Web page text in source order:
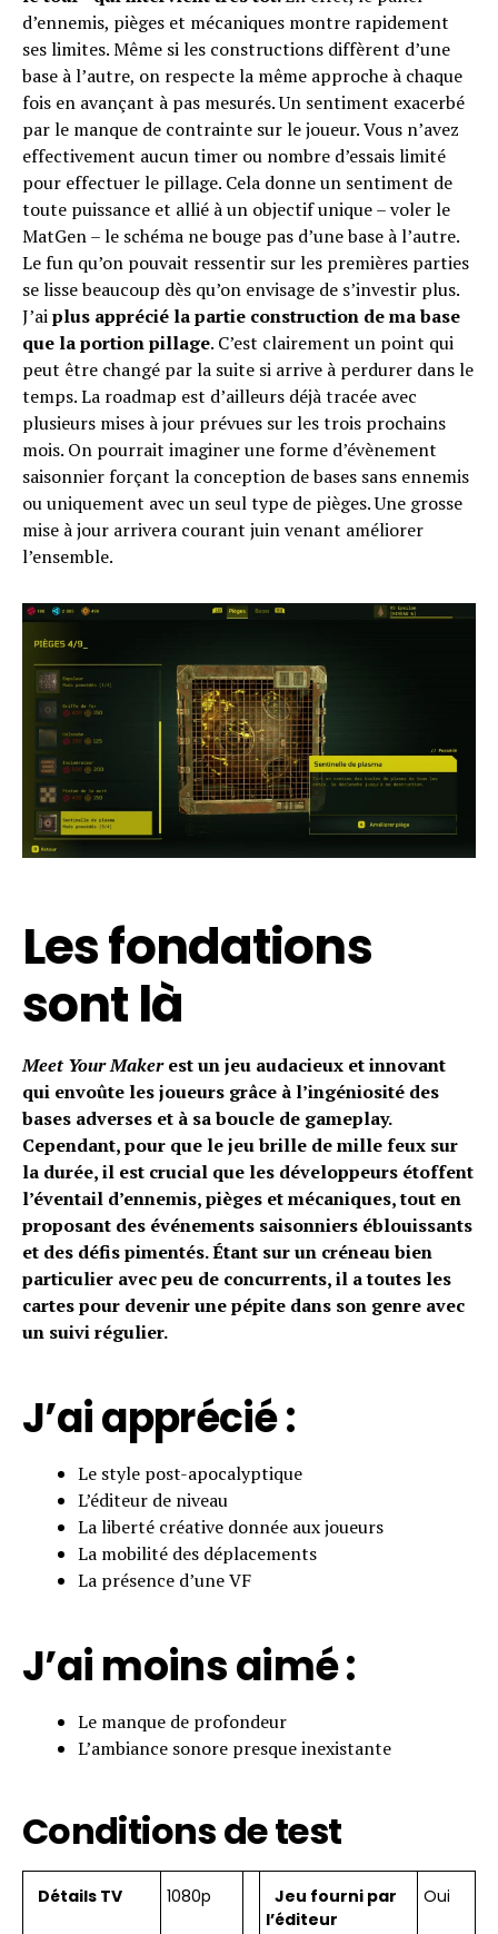
d’ennemis, pièges et mécaniques montre rapidement
ses limites. Même si les constructions diffèrent d’une
base à l’autre, on respecte la même approche à chaque
fois en avançant à pas mesurés. Un sentiment exacerbé
par le manque de contrainte sur le joueur. Vous n’avez
effectivement aucun timer ou nombre d’essais limité
pour effectuer le pillage. Cela donne un sentiment de
toute puissance et allié à un objectif unique – voler le
MatGen – le schéma ne bouge pas d’une base à l’autre.
Le fun qu’on pouvait ressentir sur les premières parties
se lisse beaucoup dès qu’on envisage de s’investir plus.
J’aiplus apprécié la partie construction de ma base
que la portion pillage. C’est clairement un point qui
peut être changé par la suite si arrive à perdurer dans le
temps. La roadmap est d’ailleurs déjà tracée avec
plusieurs mises à jour prévues sur les trois prochains
mois. On pourrait imaginer une forme d’évènement
saisonnier forçant la conception de bases sans ennemis
ou uniquement avec un seul type de pièges. Une grosse
mise à jour arrivera courant juin venant améliorer
l’ensemble.
Les fondations
sont là
Meet Your Makerest un jeu audacieux et innovant
qui envoûte les joueurs grâce à l’ingéniosité des
bases adverses et à sa boucle de gameplay.
Cependant, pour que le jeu brille de mille feux sur
la durée, il est crucial que les développeurs étoffent
l’éventail d’ennemis, pièges et mécaniques, tout en
proposant des événements saisonniers éblouissants
et des défis pimentés. Étant sur un créneau bien
particulier avec peu de concurrents, il a toutes les
cartes pour devenir une pépite dans son genre avec
un suivi régulier.
J’ai apprécié :
Le style post-apocalyptique
L’éditeur de niveau
La liberté créative donnée aux joueurs
La mobilité des déplacements
La présence d’une VF
J’ai moins aimé :
Le manque de profondeur
L’ambiance sonore presque inexistante
Conditions de test
Détails TV 1080p
Jeu fourni par
l’éditeur
Oui
Flipboard
Reddit
Pinterest
Whatsapp
Email